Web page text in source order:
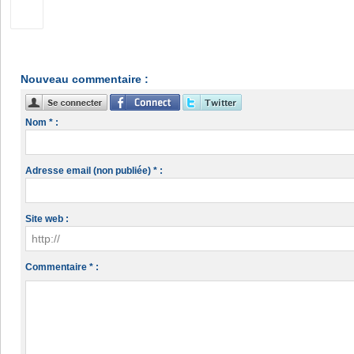
Nouveau commentaire :
Nom * :
Adresse email (non publiée) * :
Site web :
Commentaire * :